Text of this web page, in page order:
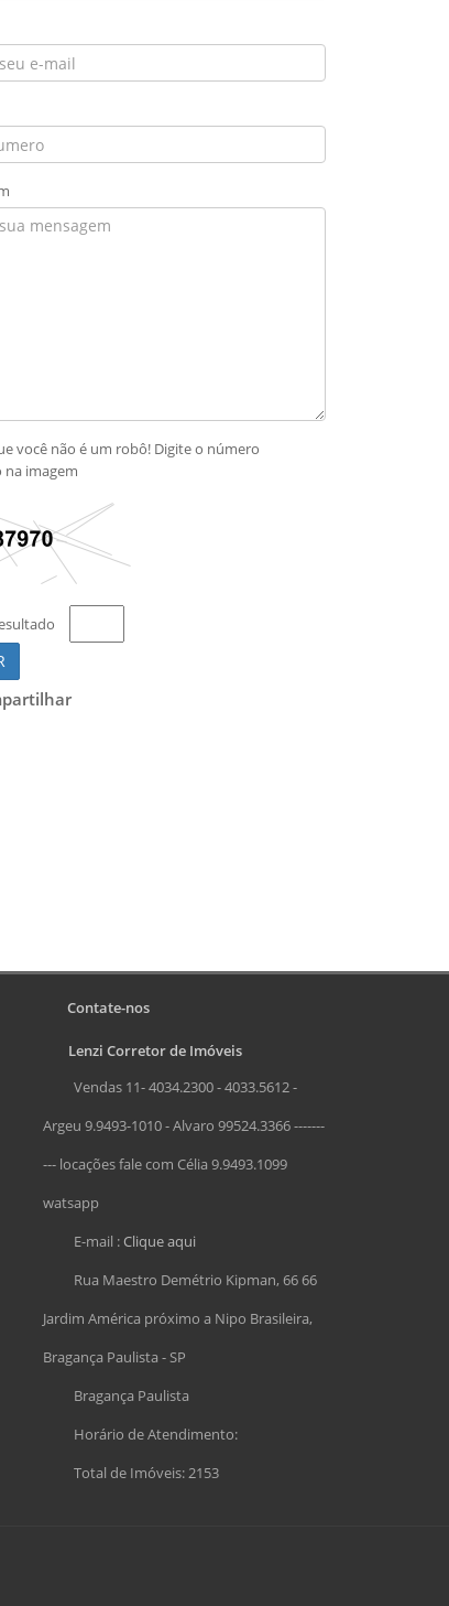
você não é um robô! Digite o número
imagem
Contate-nos
Lenzi Corretor de Imóveis
Vendas 11- 4034.2300 - 4033.5612 -
Argeu 9.9493-1010 - Alvaro 99524.3366 -------
--- locações fale com Célia 9.9493.1099
watsapp
E-mail :Clique aqui
Rua Maestro Demétrio Kipman, 66 66
Jardim América próximo a Nipo Brasileira,
Bragança Paulista - SP
Bragança Paulista
Horário de Atendimento:
Total de Imóveis: 2153